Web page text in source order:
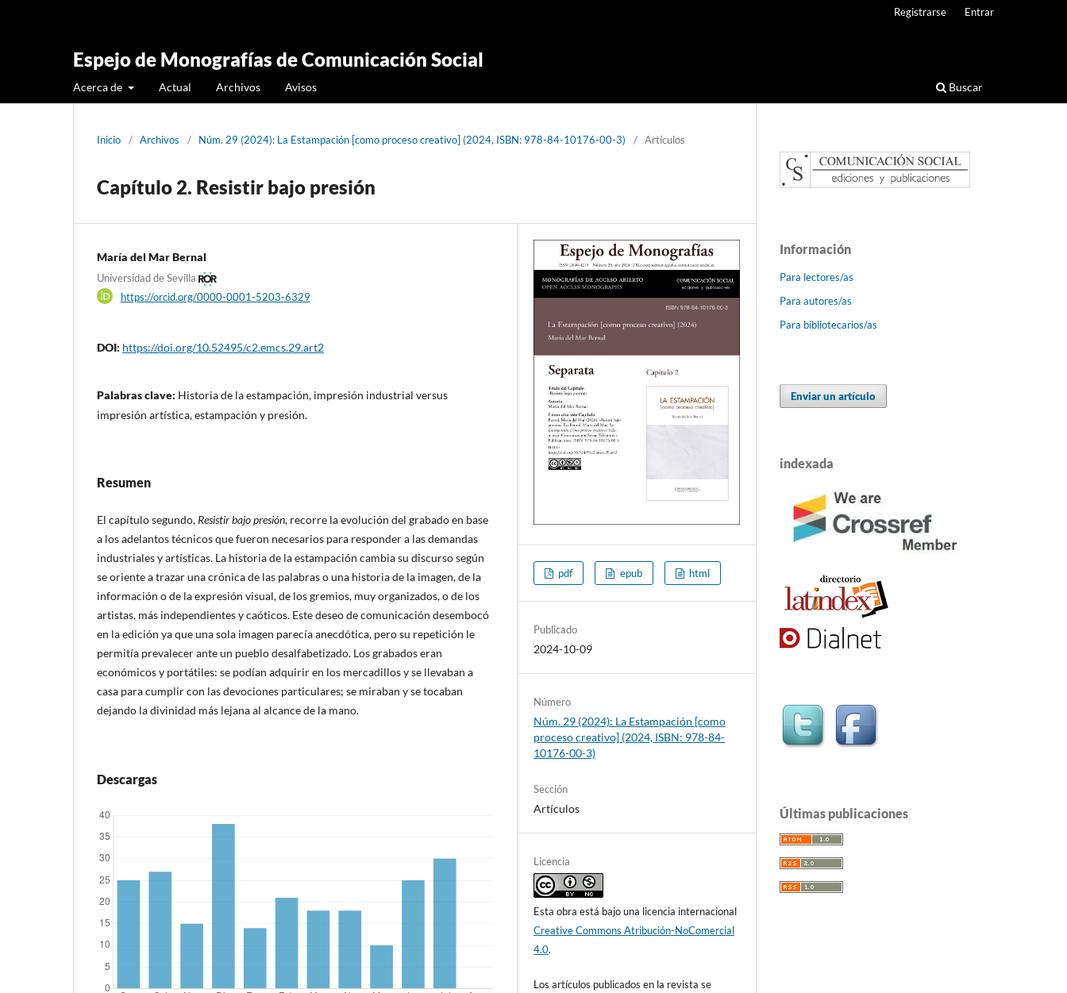
Espejo de Monografías de Comunicación Social
Acerca de Actual Archivos Avisos Buscar
Registrarse Entrar
Inicio / Archivos / Núm. 29 (2024): La Estampación [como proceso creativo] (2024, ISBN: 978-84-10176-00-3) / Artículos
Capítulo 2. Resistir bajo presión
María del Mar Bernal
Universidad de Sevilla
https://orcid.org/0000-0001-5203-6329
DOI: https://doi.org/10.52495/c2.emcs.29.art2
Palabras clave: Historia de la estampación, impresión industrial versus
impresión artística, estampación y presión.
Resumen
El capítulo segundo, Resistir bajo presión, recorre la evolución del grabado en base
a los adelantos técnicos que fueron necesarios para responder a las demandas
industriales y artísticas. La historia de la estampación cambia su discurso según
se oriente a trazar una crónica de las palabras o una historia de la imagen, de la
información o de la expresión visual, de los gremios, muy organizados, o de los
artistas, más independientes y caóticos. Este deseo de comunicación desembocó
en la edición ya que una sola imagen parecía anecdótica, pero su repetición le
permitía prevalecer ante un pueblo desalfabetizado. Los grabados eran
económicos y portátiles: se podían adquirir en los mercadillos y se llevaban a
casa para cumplir con las devociones particulares; se miraban y se tocaban
dejando la divinidad más lejana al alcance de la mano.
Descargas
pdf epub html
Publicado
2024-10-09
Número
Núm. 29 (2024): La Estampación [como
proceso creativo] (2024, ISBN: 978-84-
10176-00-3)
Sección
Artículos
Licencia
Esta obra está bajo una licencia internacional
Creative Commons Atribución-NoComercial
4.0.
Los artículos publicados en la revista se
Información
Para lectores/as
Para autores/as
Para bibliotecarios/as
Enviar un artículo
indexada
Últimas publicaciones